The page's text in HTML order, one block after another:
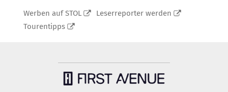
Werben auf STOL
Leserreporter werden
Tourentipps